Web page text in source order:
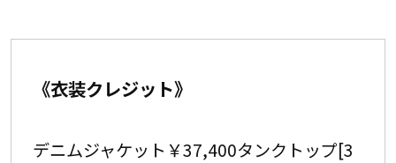
《衣装クレジット》
デニムジャケット￥37,400タンクトップ[3